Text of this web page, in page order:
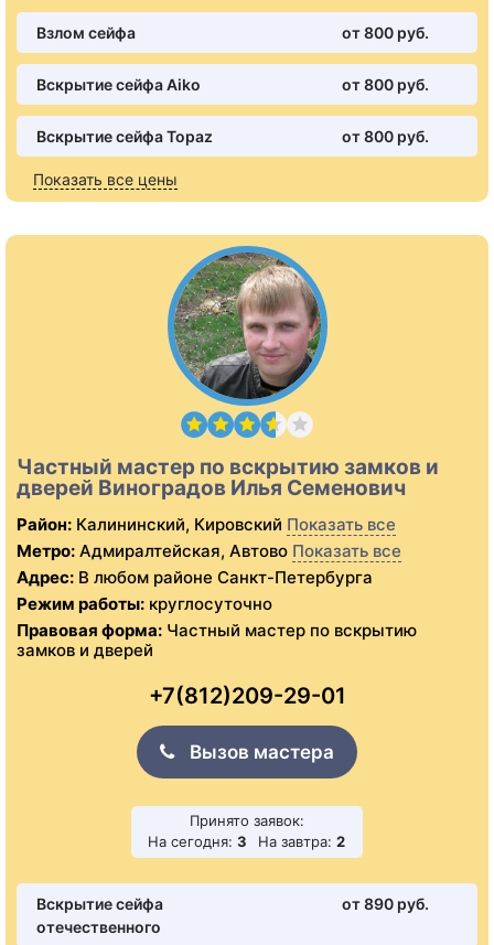
Взлом сейфа от 800 pуб.
Вскрытие сейфа Aiko от 800 pуб.
Вскрытие сейфа Topaz от 800 pуб.
Показать все цены
Частный мастер по вскрытию замков и
дверей Виноградов Илья Семенович
Район: Калининский, Кировский Показать все
Метро: Адмиралтейская, Автово Показать все
Адрес: В любом районе Санкт-Петербурга
Режим работы: круглосуточно
Правовая форма: Частный мастер по вскрытию
замков и дверей
+7(812)209-29-01
Вызов мастера
Принято заявок:
На сегодня: 3 На завтра: 2
Вскрытие сейфа
отечественного
от 890 pуб.